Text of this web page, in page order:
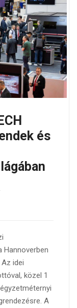
és
Hannoverben
idei
közel 1
A